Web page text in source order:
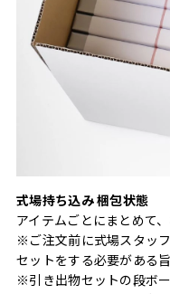
式場持ち込み 梱包状態
アイテムごとにまとめて
※ご注文前に式場スタッ
セットをする必要がある
※引き出物セットの段ボ